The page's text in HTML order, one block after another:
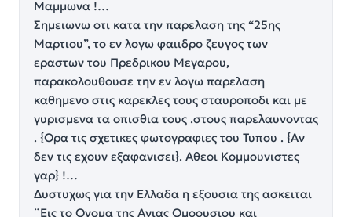
Μαμμωνα !…
Σημειωνω οτι κατα την παρελαση της “25ης
Μαρτιου”, το εν λογω φαιιδρο ζευγος των
εραστων του Πρεδρικου Μεγαρου,
παρακολουθουσε την εν λογω παρελαση
καθημενο στις καρεκλες τους σταυροποδι και με
γυρισμενα τα οπισθια τους .στους παρελαυνοντας
. {Ορα τις σχετικες φωτογραφιες του Τυπου . {Αν
δεν τις εχουν εξαφανισει}. Αθεοι Κομμουνιστες
γαρ} !…
Δυστυχως για την Ελλαδα η εξουσια της ασκειται
¨Εις το Ονομα της Αγιας Ομοουσιου και